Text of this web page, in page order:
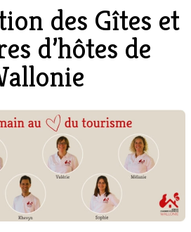
des Gîtes et
d’hôtes de